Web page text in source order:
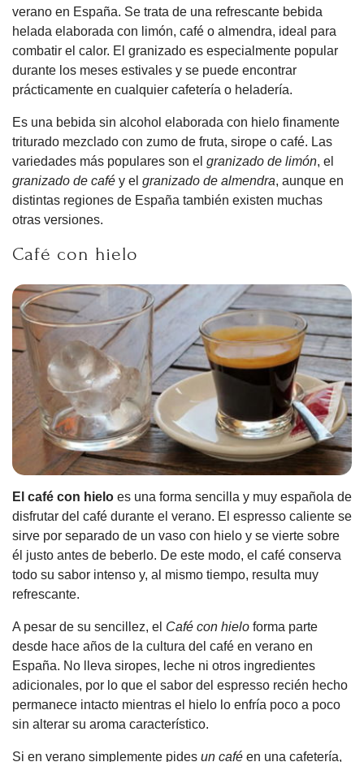
verano en España. Se trata de una refrescante bebida
helada elaborada con limón, café o almendra, ideal para
combatir el calor. El granizado es especialmente popular
durante los meses estivales y se puede encontrar
prácticamente en cualquier cafetería o heladería.
Es una bebida sin alcohol elaborada con hielo finamente
triturado mezclado con zumo de fruta, sirope o café. Las
variedades más populares son el granizado de limón, el
granizado de café y el granizado de almendra, aunque en
distintas regiones de España también existen muchas
otras versiones.
Café con hielo
El café con hielo es una forma sencilla y muy española de
disfrutar del café durante el verano. El espresso caliente se
sirve por separado de un vaso con hielo y se vierte sobre
él justo antes de beberlo. De este modo, el café conserva
todo su sabor intenso y, al mismo tiempo, resulta muy
refrescante.
A pesar de su sencillez, el Café con hielo forma parte
desde hace años de la cultura del café en verano en
España. No lleva siropes, leche ni otros ingredientes
adicionales, por lo que el sabor del espresso recién hecho
permanece intacto mientras el hielo lo enfría poco a poco
sin alterar su aroma característico.
Si en verano simplemente pides un café en una cafetería,